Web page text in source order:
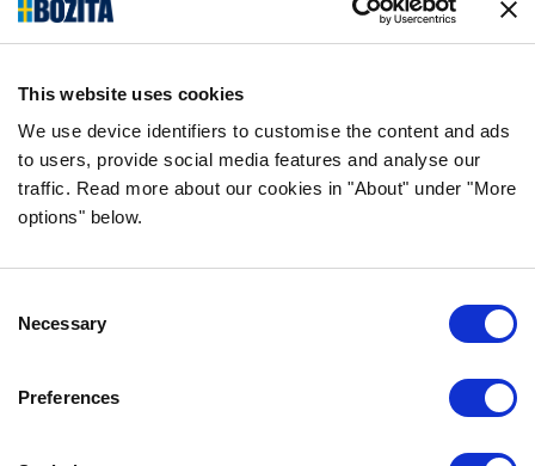
This website uses cookies
We use device identifiers to customise the content and ads
to users, provide social media features and analyse our
traffic. Read more about our cookies in "About" under "More
options" below.
Selection
Necessary
Preferences
kvalitních surovin a bez jakýchkoli přísad!
SÍTÍCH
INFORMACE
ZÁRUKA CHUTI
VŽDY SE NA NÁS MŮŽETE OBRÁTIT
NAŠE ZÁSADY OCHRANY OSOBNÍCH ÚDAJŮ